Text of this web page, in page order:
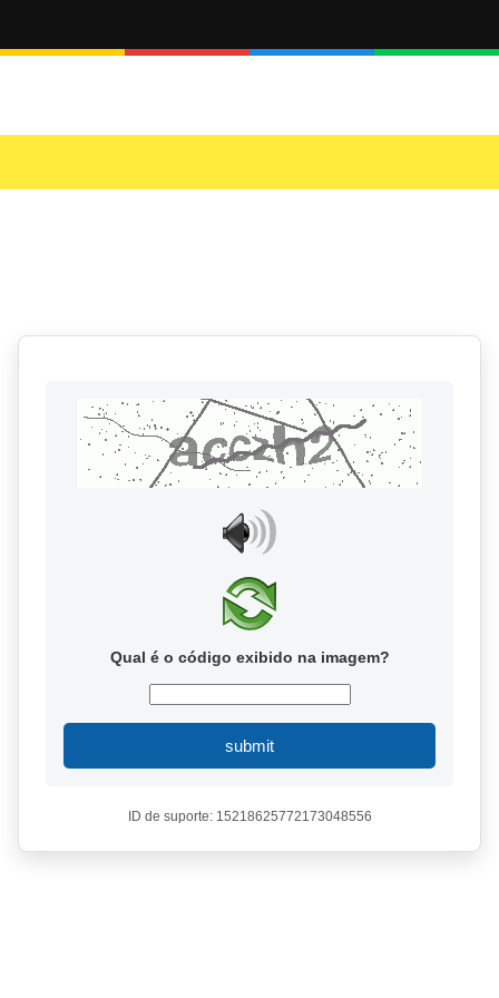
Qual é o código exibido na imagem?
submit
ID de suporte: 15218625772173048556